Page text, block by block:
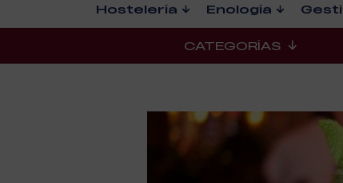
Hostelería Enología
CATEGORÍAS